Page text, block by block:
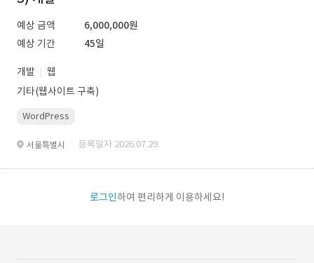
예상 금액
6,000,000원
예상 기간
45일
개발
웹
기타(웹사이트 구축)
WordPress
서울특별시 · 등록일자 2026.07.29.
로그인하여 편리하게 이용하세요!